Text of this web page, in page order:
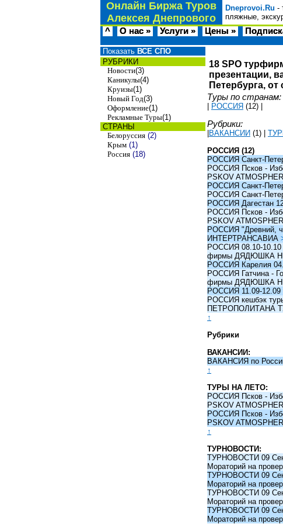
Онлайн Биржа Туров
Алексея Днепрового
Dneprovoi.Ru -
пляжные,
^ О нас » Услуги » Цены »
Показать ВСЕ СПО
РУБРИКИ
Новости(3)
Каникулы(4)
Круизы(1)
Новый Год(3)
Оформление(1)
Рекламные Туры(1)
СТРАНЫ
Белоруссия (2)
Крым (1)
Россия (18)
18 SPO
презентации,
Петербурга,
Туры по странам:
РОССИЯ (12)
Рубрики:
ВАКАНСИИ (1)
РОССИЯ (12)
РОССИЯ Санкт-
РОССИЯ Псков -
PSKOV
РОССИЯ Санкт-
РОССИЯ Санкт-
РОССИЯ Дагестан
РОССИЯ Псков -
PSKOV
РОССИЯ "Древний,
ИНТЕРТРАНСАВИА
РОССИЯ 08.10-10.10
фирмы ДЯДЮШКА
РОССИЯ Карелия
РОССИЯ Гатчина -
фирмы ДЯДЮШКА
РОССИЯ 11.09-
РОССИЯ кешбэк
ПЕТРОПОЛИТАНА
↑
Рубрики
ВАКАНСИИ:
ВАКАНСИЯ по
↑
ТУРЫ НА ЛЕТО:
РОССИЯ Псков -
PSKOV
РОССИЯ Псков -
PSKOV
↑
ТУРНОВОСТИ:
ТУРНОВОСТИ 09
Мораторий на
ТУРНОВОСТИ 09
Мораторий на
ТУРНОВОСТИ 09
Мораторий на
ТУРНОВОСТИ 09
Мораторий на